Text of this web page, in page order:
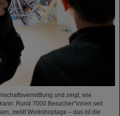
und zeigt, wie
Rund 7000 Besucher*innen seit
zwölf Workshoptage – das ist die